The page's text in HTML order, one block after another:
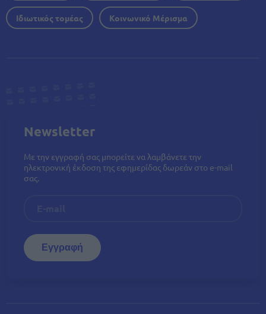
Ιδιωτικός τομέας Κοινωνικό Μέρισμα
Newsletter
Με την εγγραφή σας μπορείτε να λαμβάνετε την
ηλεκτρονική έκδοση της εφημερίδας δωρεάν στο e-mail
σας.